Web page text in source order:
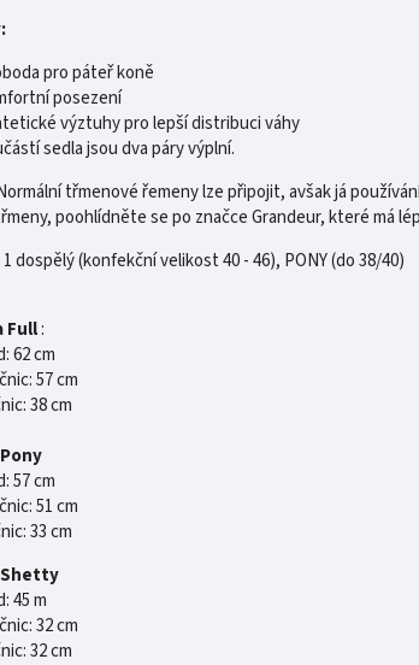
pro páteř koně
posezení
výztuhy pro lepší distribuci váhy
sedla jsou dva páry výplní.
třmenové řemeny lze připojit, avšak já
poohlídněte se po značce Grandeur, které má
1 dospělý (konfekční velikost 40 - 46), PONY (do 38/40)
Full:
62 cm
57 cm
38 cm
57 cm
51 cm
33 cm
45 m
32 cm
32 cm